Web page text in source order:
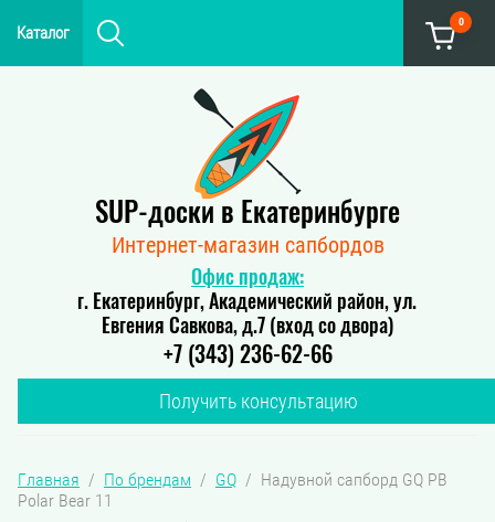
Каталог
0
SUP-доски в Екатеринбурге
Интернет-магазин сапбордов
Офис продаж:
г. Екатеринбург, Академический район, ул.
Евгения Савкова, д.7 (вход со двора)
+7 (343) 236-62-66
Получить консультацию
Главная
  /
По брендам
  /
GQ
  /  Надувной сапборд GQ PB
Polar Bear 11